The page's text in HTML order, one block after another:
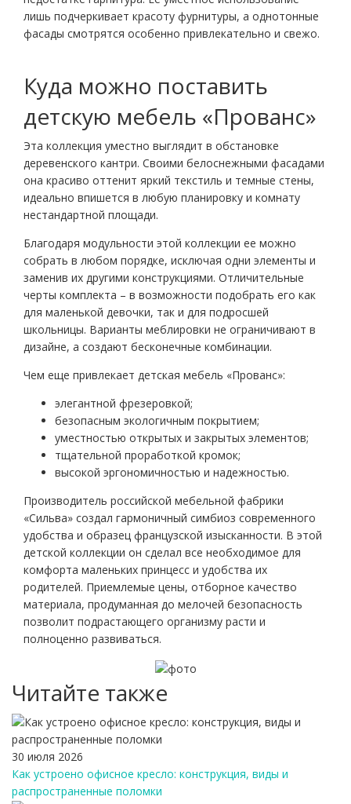
лишь подчеркивает красоту фурнитуры, а однотонные
фасады смотрятся особенно привлекательно и свежо.
Куда можно поставить
детскую мебель «Прованс»
Эта коллекция уместно выглядит в обстановке
деревенского кантри. Своими белоснежными фасадами
она красиво оттенит яркий текстиль и темные стены,
идеально впишется в любую планировку и комнату
нестандартной площади.
Благодаря модульности этой коллекции ее можно
собрать в любом порядке, исключая одни элементы и
заменив их другими конструкциями. Отличительные
черты комплекта – в возможности подобрать его как
для маленькой девочки, так и для подросшей
школьницы. Варианты меблировки не ограничивают в
дизайне, а создают бесконечные комбинации.
Чем еще привлекает детская мебель «Прованс»:
элегантной фрезеровкой;
безопасным экологичным покрытием;
уместностью открытых и закрытых элементов;
тщательной проработкой кромок;
высокой эргономичностью и надежностью.
Производитель российской мебельной фабрики
«Сильва» создал гармоничный симбиоз современного
удобства и образец французской изысканности. В этой
детской коллекции он сделал все необходимое для
комфорта маленьких принцесс и удобства их
родителей. Приемлемые цены, отборное качество
материала, продуманная до мелочей безопасность
позволит подрастающего организму расти и
полноценно развиваться.
Читайте также
30 июля 2026
Как устроено офисное кресло: конструкция, виды и
распространенные поломки